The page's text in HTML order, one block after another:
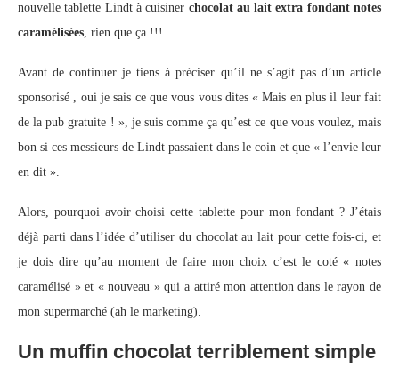
nouvelle tablette Lindt à cuisiner chocolat au lait extra fondant notes
caramélisées, rien que ça !!!
Avant de continuer je tiens à préciser qu’il ne s’agit pas d’un article
sponsorisé , oui je sais ce que vous vous dites « Mais en plus il leur fait
de la pub gratuite ! », je suis comme ça qu’est ce que vous voulez, mais
bon si ces messieurs de Lindt passaient dans le coin et que « l’envie leur
en dit ».
Alors, pourquoi avoir choisi cette tablette pour mon fondant ? J’étais
déjà parti dans l’idée d’utiliser du chocolat au lait pour cette fois-ci, et
je dois dire qu’au moment de faire mon choix c’est le coté « notes
caramélisé » et « nouveau » qui a attiré mon attention dans le rayon de
mon supermarché (ah le marketing).
Un muffin chocolat terriblement simple